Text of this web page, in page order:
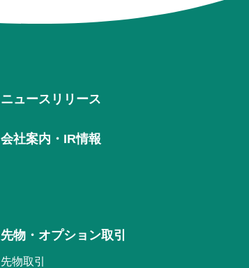
ニュースリリース
会社案内・IR情報
先物・オプション取引
先物取引